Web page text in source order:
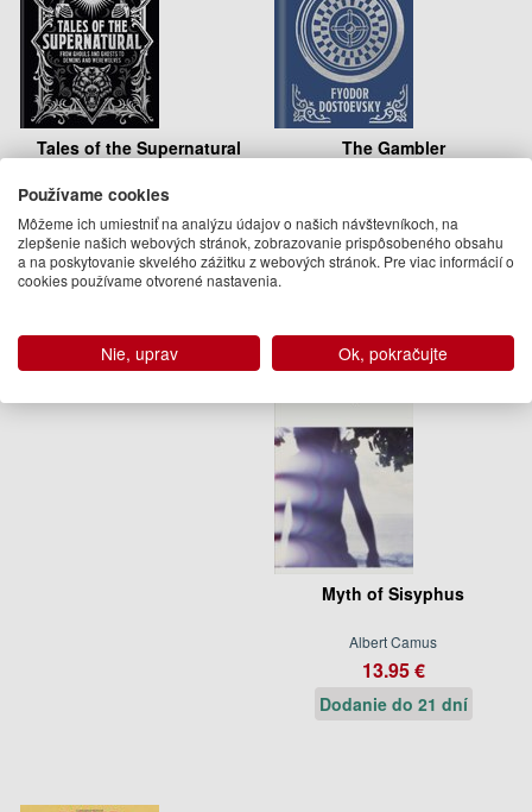
Tales of the Supernatural
Algernon Blackwood, Ambrose
Bierce, Montague Rhodes James,
Bram Stoker, Charles Dickens,
Joseph Sheridan Le Fanu
25.95 €
The Gambler
13.95 €
Na sklade
Myth of Sisyphus
Albert Camus
13.95 €
Dodanie do 21 dní
Používame cookies
Môžeme ich umiestniť na analýzu údajov o našich návštevníkoch, na
zlepšenie našich webových stránok, zobrazovanie prispôsobeného obsahu
a na poskytovanie skvelého zážitku z webových stránok. Pre viac informácií o
cookies používame otvorené nastavenia.
Nie, uprav Ok, pokračujte